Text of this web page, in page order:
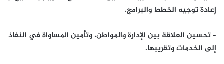
إعادة توجيه الخطط والبرامج.
– تحسين العلاقة بين الإدارة والمواطن، وتأمين المساواة في النفاذ
إلى الخدمات وتقريبها.